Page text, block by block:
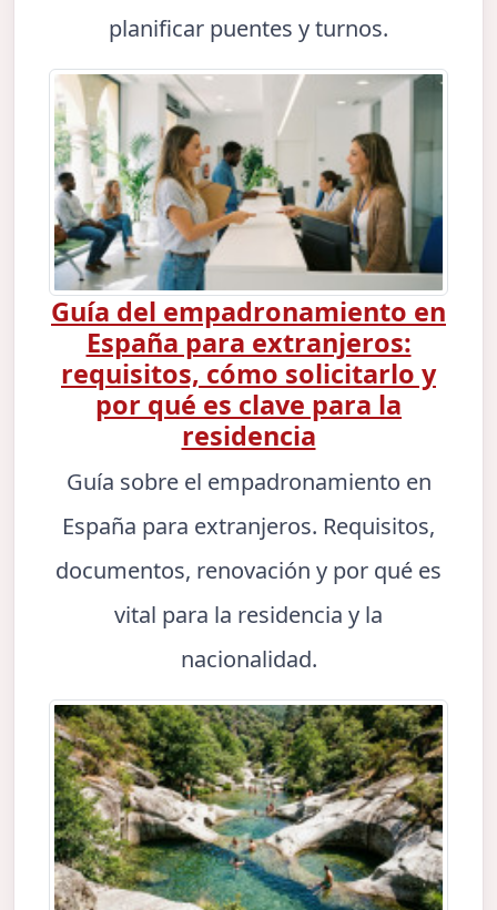
planificar puentes y turnos.
Guía del empadronamiento en
España para extranjeros:
requisitos, cómo solicitarlo y
por qué es clave para la
residencia
Guía sobre el empadronamiento en
España para extranjeros. Requisitos,
documentos, renovación y por qué es
vital para la residencia y la
nacionalidad.